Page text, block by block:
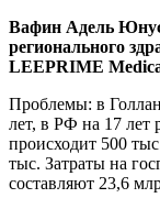
Вафин Адель
регионального
LEEPRIME
Проблемы: в
лет, в РФ на 17 лет
происходит 500
тыс. Затраты на
составляют 23,6